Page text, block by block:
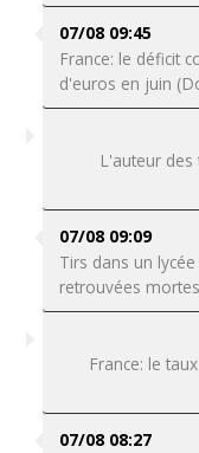
07/08 09:45
France: le déficit
d'euros en juin
L'auteur
07/08 09:09
Tirs dans un
retrouvées
France: le
07/08 08:27